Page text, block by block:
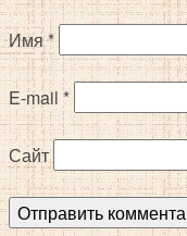
Имя*
E-mail*
Сайт